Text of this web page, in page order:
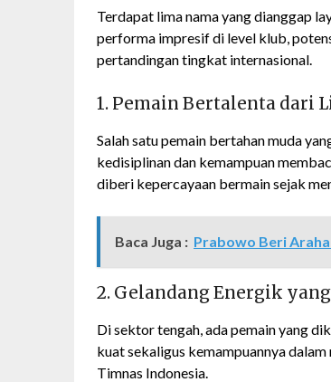
Terdapat lima nama yang dianggap
performa impresif di level klub,
pertandingan tingkat internasional.
1. Pemain Bertalenta dari
Salah satu pemain bertahan muda
kedisiplinan dan kemampuan
diberi kepercayaan bermain sejak
Baca Juga : Prabowo Beri
2. Gelandang Energik
Di sektor tengah, ada pemain yang
kuat sekaligus kemampuannya
Timnas Indonesia.